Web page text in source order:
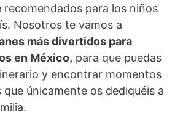
recomendados para los niños
Nosotros te vamos a
más divertidos para
en México, para que puedas
y encontrar momentos
que únicamente os dediquéis a